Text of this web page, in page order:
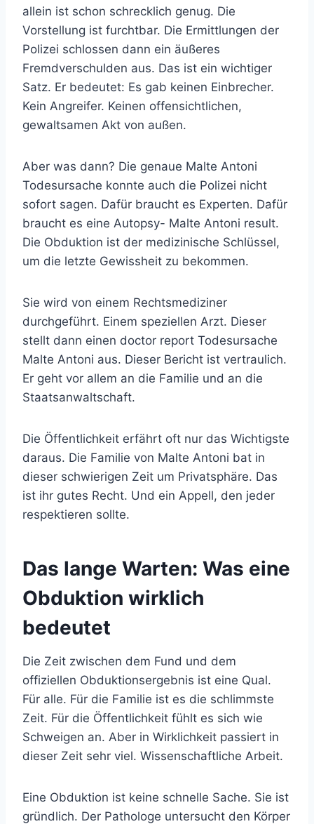
allein ist schon schrecklich genug. Die
Vorstellung ist furchtbar. Die Ermittlungen der
Polizei schlossen dann ein äußeres
Fremdverschulden aus. Das ist ein wichtiger
Satz. Er bedeutet: Es gab keinen Einbrecher.
Kein Angreifer. Keinen offensichtlichen,
gewaltsamen Akt von außen.
Aber was dann? Die genaue Malte Antoni
Todesursache konnte auch die Polizei nicht
sofort sagen. Dafür braucht es Experten. Dafür
braucht es eine Autopsy- Malte Antoni result.
Die Obduktion ist der medizinische Schlüssel,
um die letzte Gewissheit zu bekommen.
Sie wird von einem Rechtsmediziner
durchgeführt. Einem speziellen Arzt. Dieser
stellt dann einen doctor report Todesursache
Malte Antoni aus. Dieser Bericht ist vertraulich.
Er geht vor allem an die Familie und an die
Staatsanwaltschaft.
Die Öffentlichkeit erfährt oft nur das Wichtigste
daraus. Die Familie von Malte Antoni bat in
dieser schwierigen Zeit um Privatsphäre. Das
ist ihr gutes Recht. Und ein Appell, den jeder
respektieren sollte.
Das lange Warten: Was eine
Obduktion wirklich
bedeutet
Die Zeit zwischen dem Fund und dem
offiziellen Obduktionsergebnis ist eine Qual.
Für alle. Für die Familie ist es die schlimmste
Zeit. Für die Öffentlichkeit fühlt es sich wie
Schweigen an. Aber in Wirklichkeit passiert in
dieser Zeit sehr viel. Wissenschaftliche Arbeit.
Eine Obduktion ist keine schnelle Sache. Sie ist
gründlich. Der Pathologe untersucht den Körper